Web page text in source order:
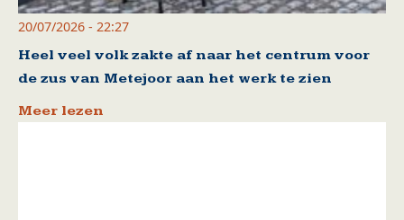
20/07/2026 - 22:27
Heel veel volk zakte af naar het centrum voor
de zus van Metejoor aan het werk te zien
Meer lezen